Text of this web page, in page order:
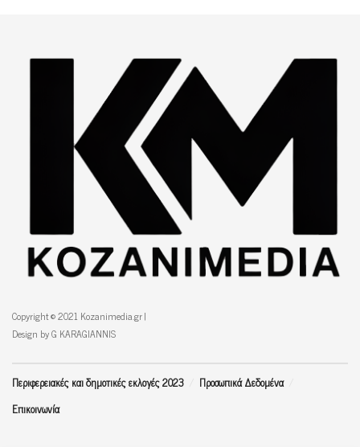
Copyright © 2021 Kozanimedia.gr |
Design by G KARAGIANNIS
Περιφερειακές και δημοτικές εκλογές 2023
Προσωπικά Δεδομένα
Επικοινωνία